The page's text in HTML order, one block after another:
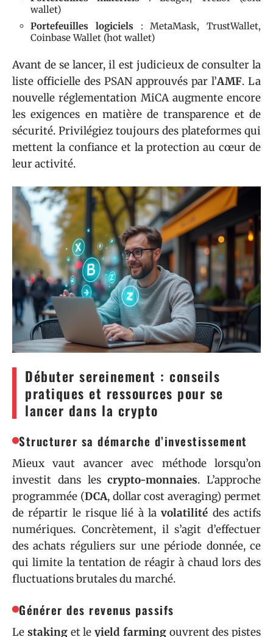
wallet)
Portefeuilles logiciels: MetaMask, TrustWallet,
Coinbase Wallet (hot wallet)
Avant de se lancer, il est judicieux de consulter la
liste officielle des PSAN approuvés par l’AMF. La
nouvelle réglementation MiCA augmente encore
les exigences en matière de transparence et de
sécurité. Privilégiez toujours des plateformes qui
mettent la confiance et la protection au cœur de
leur activité.
Débuter sereinement : conseils
pratiques et ressources pour se
lancer dans la crypto
Structurer sa démarche d’investissement
Mieux vaut avancer avec méthode lorsqu’on
investit dans lescrypto-monnaies. L’approche
programmée (DCA, dollar cost averaging) permet
de répartir le risque lié à lavolatilité des actifs
numériques. Concrètement, il s’agit d’effectuer
des achats réguliers sur une période donnée, ce
qui limite la tentation de réagir à chaud lors des
fluctuations brutales du marché.
Générer des revenus passifs
Le stakinget le yield farmingouvrent des pistes